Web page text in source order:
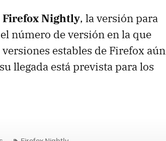
Firefox Nightly, la versión para
número de versión en la que
estables de Firefox aún
llegada está prevista para los